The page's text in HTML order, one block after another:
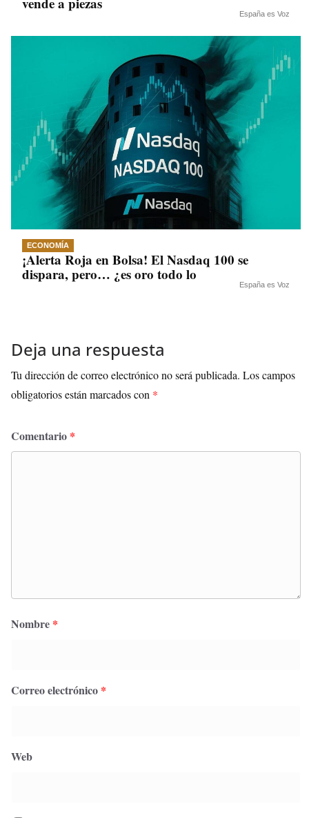
España es Voz
ECONOMÍA
¡Alerta Roja en Bolsa! El Nasdaq 100 se
dispara, pero… ¿es oro todo lo
España es Voz
Deja una respuesta
Tu dirección de correo electrónico no será publicada. Los campos
obligatorios están marcados con *
Comentario *
Nombre *
Correo electrónico *
Web